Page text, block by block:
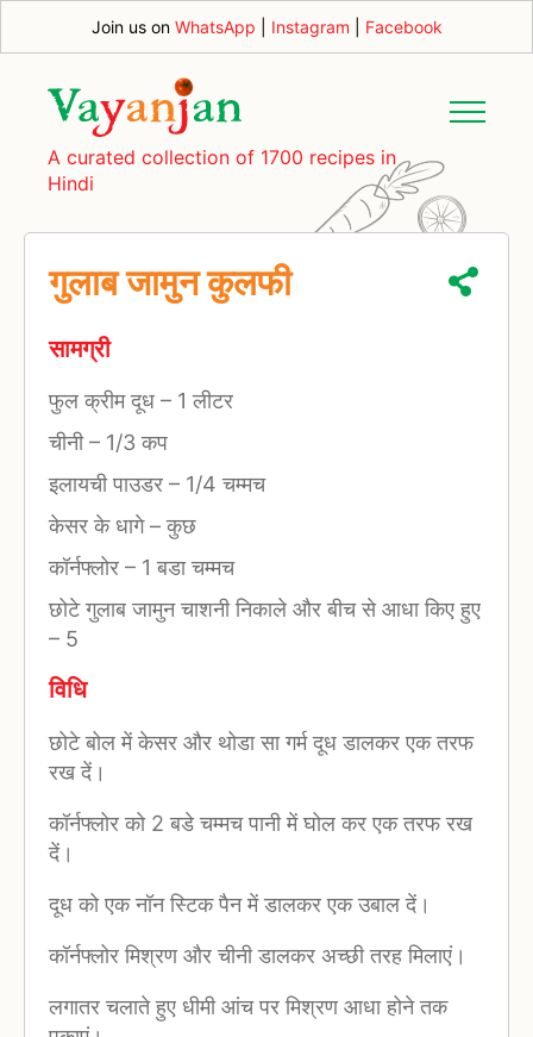
Join us on WhatsApp Instagram Facebook
A curated collection of 1700 recipes in
Hindi
गुलाब जामुन कुलफी
सामग्री
फुल क्रीम दूध – 1 लीटर
चीनी– 1/3 कप
इलायची पाउडर – 1/4 चम्मच
केसर के धागे–कुछ
कॉर्नफ्लोर – 1 बडा चम्मच
छोटे गुलाब जामुन चाशनी निकाले और बीच से आधा किए हुए
– 5
विधि
छोटे बोल में केसर और थोडा सा गर्म दूध डालकर एक तरफ
रख दें।
कॉर्नफ्लोर को 2 बडे चम्मच पानी में घोल कर एक तरफ रख
दें।
दूध को एक नॉन स्टिक पैन में डालकर एक उबाल दें।
कॉर्नफ्लोर मिश्रण और चीनी डालकर अच्छी तरह मिलाएं।
लगातर चलाते हुए धीमी आंच पर मिश्रण आधा होने तक